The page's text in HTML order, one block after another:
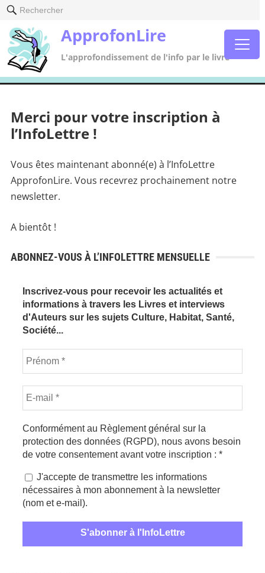
Rechercher
ApprofonLire
L'approfondissement de l'info par le livre
Merci pour votre inscription à
l’InfoLettre !
Vous êtes maintenant abonné(e) à l’InfoLettre
ApprofonLire. Vous recevrez prochainement notre
newsletter.
A bientôt !
ABONNEZ-VOUS À L’INFOLETTRE MENSUELLE
Inscrivez-vous pour recevoir les actualités et
informations à travers les Livres et interviews
d'Auteurs sur les sujets Culture, Habitat, Santé,
Société...
Conformément au Règlement général sur la
protection des données (RGPD), nous avons besoin
de votre consentement avant votre inscription : *
J'accepte de transmettre les informations
nécessaires à mon abonnement à la newsletter
(nom et e-mail).